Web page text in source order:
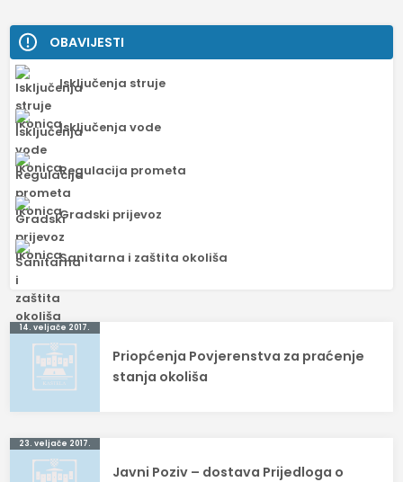
OBAVIJESTI
Isključenja struje
Isključenja vode
Regulacija prometa
Gradski prijevoz
Sanitarna i zaštita okoliša
Navigacija
objava
14. veljače 2017.
Priopćenja Povjerenstva za praćenje
stanja okoliša
23. veljače 2017.
Javni Poziv – dostava Prijedloga o